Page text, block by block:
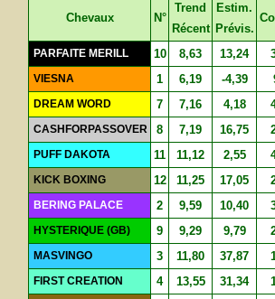
Chevaux N°
Trend
Récent
Estim.
Prévis.
PARFAITE MERILL 10 8,63 13,24
VIESNA 1 6,19 -4,39
DREAM WORD 7 7,16 4,18
CASHFORPASSOVER 8 7,19 16,75
PUFF DAKOTA 11 11,12 2,55
KICK BOXING 12 11,25 17,05
BERING PALACE 2 9,59 10,40
HYSTERIQUE (GB) 9 9,29 9,79
MASVINGO 3 11,80 37,87
FIRST CREATION 4 13,55 31,34